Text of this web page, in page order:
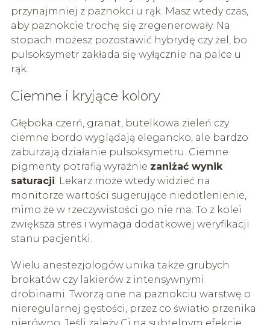
przynajmniej z paznokci u rąk. Masz wtedy czas,
aby paznokcie trochę się zregenerowały. Na
stopach możesz pozostawić hybrydę czy żel, bo
pulsoksymetr zakłada się wyłącznie na palce u
rąk.
Ciemne i kryjące kolory
Głęboka czerń, granat, butelkowa zieleń czy
ciemne bordo wyglądają elegancko, ale bardzo
zaburzają działanie pulsoksymetru. Ciemne
pigmenty potrafią wyraźnie zaniżać wynik
saturacji. Lekarz może wtedy widzieć na
monitorze wartości sugerujące niedotlenienie,
mimo że w rzeczywistości go nie ma. To z kolei
zwiększa stres i wymaga dodatkowej weryfikacji
stanu pacjentki.
Wielu anestezjologów unika także grubych
brokatów czy lakierów z intensywnymi
drobinami. Tworzą one na paznokciu warstwę o
nieregularnej gęstości, przez co światło przenika